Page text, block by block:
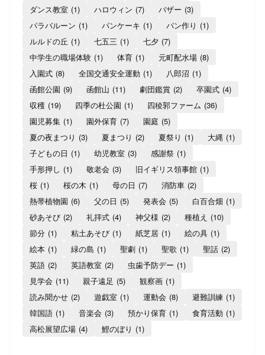
ダンス教室 (1) ハロウィン (7) バザー (3)
パラバルーン (1) パンケーキ (1) パン作り (1)
ルルドの丘 (1) 七五三 (1) 七夕 (7)
中学生の職場体験 (1) 体育 (1) 元町配水場 (8)
入園式 (8) 全国交通安全運動 (1) 八郎沼 (1)
函館公園 (9) 函館山 (11) 劇団鑑賞 (2) 卒園式 (4)
収穫 (19) 四季の杜公園 (1) 四稜郭ファーム (36)
園児募集 (1) 園外保育 (7) 園庭 (5)
夏の夜まつり (3) 夏まつり (2) 夏祭り (1) 大縄 (1)
子どもの日 (1) 幼児教室 (3) 感謝祭 (1)
手形押し (1) 敬老会 (3) 旧イギリス領事館 (1)
桜 (1) 桜の木 (1) 母の日 (7) 消防車 (2)
熱帯植物園 (6) 父の日 (5) 発表会 (5) 白百合畑 (1)
砂あそび (2) 礼拝式 (4) 神父様 (2) 種植え (10)
節分 (1) 粘土あそび (1) 紙芝居 (1) 絵の具 (1)
絵本 (1) 緑の島 (1) 聖劇 (1) 聖歌 (1) 聖話 (2)
英語 (2) 英語教室 (2) 虫歯予防デー (1)
見学会 (11) 親子遠足 (5) 観察画 (1)
読み聞かせ (2) 遊戯室 (1) 運動会 (8) 避難訓練 (1)
韓国語 (1) 音楽会 (3) 預かり保育 (1) 食育活動 (1)
高松展望広場 (4) 鯉のぼり (1)